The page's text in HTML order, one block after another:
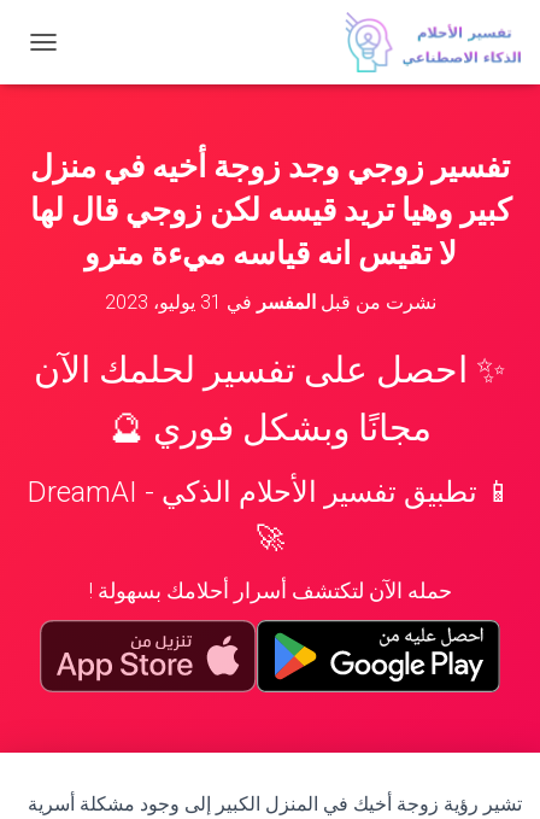
ب
ا
ل
ت
تفسير زوجي وجد زوجة أخيه في منزل
كبير وهيا تريد قيسه لكن زوجي قال لها
لا تقيس انه قياسه ميءة مترو
نشرت من قبلالمفسر في 31 يوليو، 2023
✨ احصل على تفسير لحلمك الآن
مجانًا وبشكل فوري 🔮
📱 تطبيق تفسير الأحلام الذكي - DreamAI
🚀
حمله الآن لتكتشف أسرار أحلامك بسهولة !
تشير رؤية زوجة أخيك في المنزل الكبير إلى وجود مشكلة أسرية